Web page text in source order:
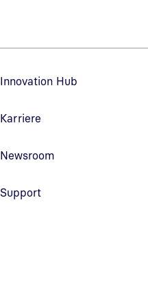
Innovation Hub
Karriere
Newsroom
Support